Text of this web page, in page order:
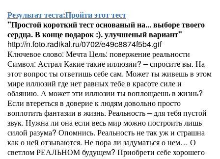
Результат теста:Пройти этот тест
"Простой короткий тест основаный на... выборе твоего
сердца. В конце подарок :). улучшеный вариант"
http://n.foto.radikal.ru/0702/e49c8874f5b4.gif
Ключевое слово: Мечта Цель: повержение реальности
Символ: Астрал Какие такие иллюзии? – спросите вы. На
этот вопрос ты ответишь себе сам. Может ты живешь в этом
мире иллюзий где нет равных тебе в красоте силе и
обаянию. А может эти иллюзии ты воплощаешь в жизнь?
Если втереться в доверие к людям довольно просто
воплотить фантазии в жизнь. Реальность – для тебя пустой
звук. Нужна ли она если весь мир можно построить лишь
силой разума? Опомнись. Реальность не так уж и страшна
как о ней отзываются. Не пора ли задуматься о нем… О
светлом РЕАЛЬНОМ будущем? Приобрети себе хорошего